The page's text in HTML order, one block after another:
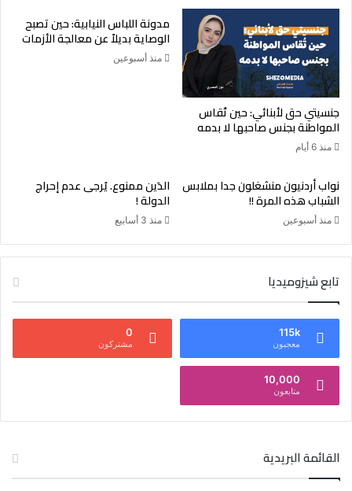
جنسيتي حق لأبنائي: حين تُقاس
المواطنة بجنس صاحبها لا بدمه
منذ 6 أيام
مدونة اللباس النيابية: حين تصبح
الوصاية بديلاً عن معالجة الأزمات
منذ أسبوعين
نواب أردنيون منشغلون جدا بملابس
الشباب هذه المرة !!
منذ أسبوعين
الدَين ممنوع. يُرجى عدم إحراج
الدولة !
منذ 3 أسابيع
تابع شيزوميديا
115k
معجبون
0
مشتركون
10,000
متابعون
القائمة البريدية